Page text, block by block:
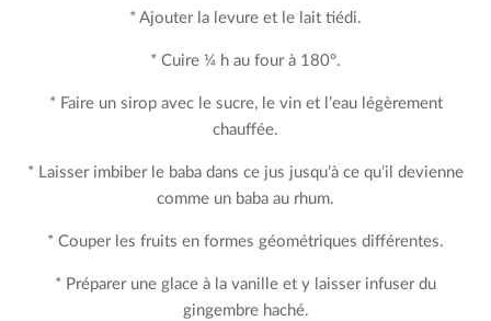
* Ajouter la levure et le lait tiédi.
* Cuire ¼ h au four à 180°.
* Faire un sirop avec le sucre, le vin et l’eau légèrement
chauffée.
* Laisser imbiber le baba dans ce jus jusqu’à ce qu’il devienne
comme un baba au rhum.
* Couper les fruits en formes géométriques différentes.
* Préparer une glace à la vanille et y laisser infuser du
gingembre haché.